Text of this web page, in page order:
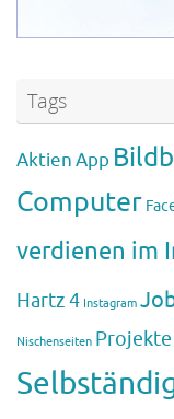
Tags
AktienApp
Computer
verdienen im
Hartz 4 Instagram
Nischenseiten Projekte